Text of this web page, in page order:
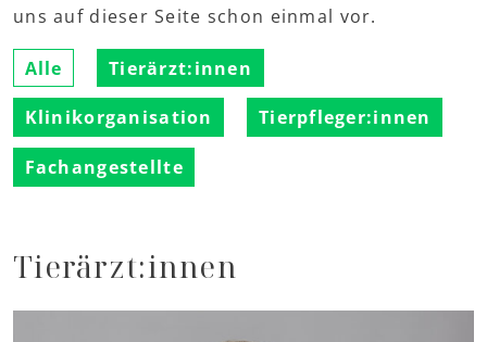
uns auf dieser Seite schon einmal vor.
Alle Tierärzt:innen
Klinikorganisation Tierpfleger:innen
Fachangestellte
Tierärzt:innen